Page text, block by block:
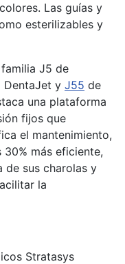
Las guías y
esterilizables y
J5 de
DentaJet y J55 de
una plataforma
fijos que
el mantenimiento,
más eficiente,
de sus charolas y
la